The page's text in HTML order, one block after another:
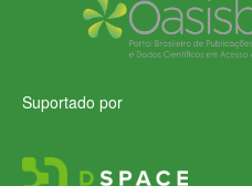
Suportado por